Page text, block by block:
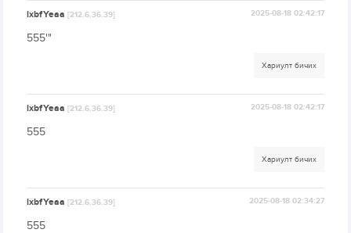
lxbfYeaa[212.6.36.39] 2025-08-18 02:42:17
555'"
Хариулт бичих
lxbfYeaa[212.6.36.39] 2025-08-18 02:42:17
555
Хариулт бичих
lxbfYeaa[212.6.36.39] 2025-08-18 02:34:27
555